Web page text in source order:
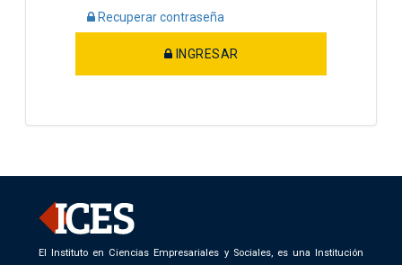
Recuperar contraseña
INGRESAR
El Instituto en Ciencias Empresariales y Sociales, es una Institución